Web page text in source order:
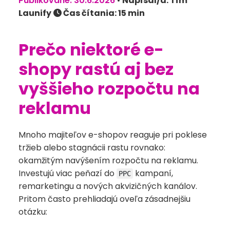
Launify
Čas čítania: 15 min
Prečo niektoré e-
shopy rastú aj bez
vyššieho rozpočtu na
reklamu
Mnoho majiteľov e-shopov reaguje pri poklese
tržieb alebo stagnácii rastu rovnako:
okamžitým navýšením rozpočtu na reklamu.
Investujú viac peňazí do
PPC kampaní,
remarketingu a nových akvizičných kanálov.
Pritom často prehliadajú oveľa zásadnejšiu
otázku: